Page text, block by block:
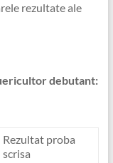
rezultate ale
debutant:
Rezultat proba
scrisa